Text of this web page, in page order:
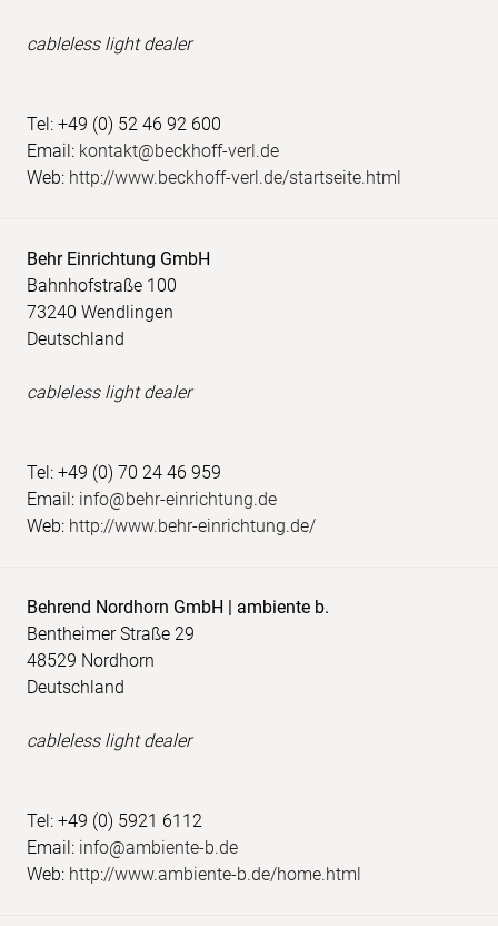
cableless light dealer
Tel: +49 (0) 52 46 92 600
Email: kontakt@beckhoff-verl.de
Web: http://www.beckhoff-verl.de/startseite.html
Behr Einrichtung GmbH
Bahnhofstraße 100
73240 Wendlingen
Deutschland
cableless light dealer
Tel: +49 (0) 70 24 46 959
Email: info@behr-einrichtung.de
Web: http://www.behr-einrichtung.de/
Behrend Nordhorn GmbH | ambiente b.
Bentheimer Straße 29
48529 Nordhorn
Deutschland
cableless light dealer
Tel: +49 (0) 5921 6112
Email: info@ambiente-b.de
Web: http://www.ambiente-b.de/home.html